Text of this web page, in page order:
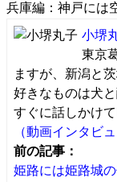
兵庫編： 神戸には
小堺
東京
ますが、新潟と
好きなものは犬
すぐに話しかけ
（動画インタビュ
前の記事：
姫路には姫路城